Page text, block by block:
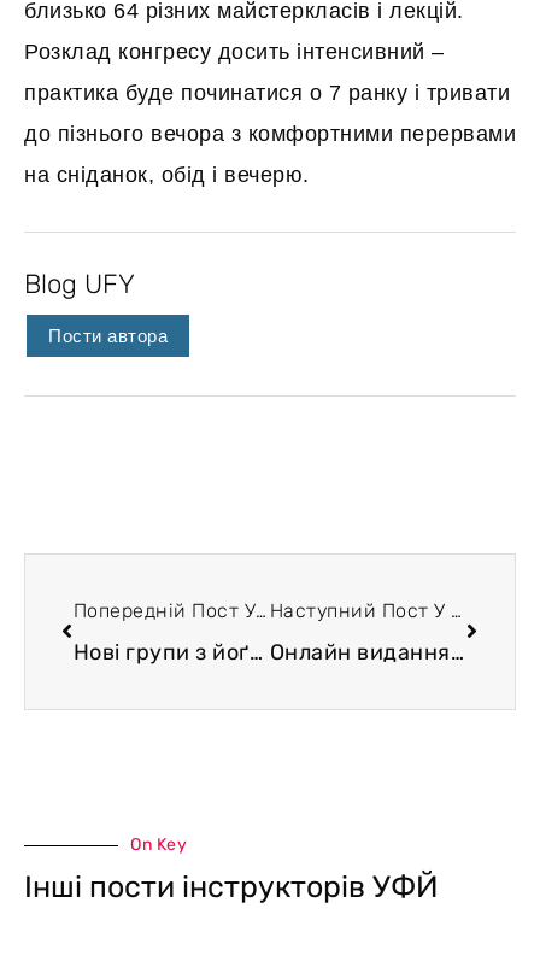
близько 64 різних майстеркласів і лекцій.
Розклад конгресу досить інтенсивний –
практика буде починатися о 7 ранку і тривати
до пізнього вечора з комфортними перервами
на сніданок, обід і вечерю.
Blog UFY
Пости автора
Попередній Пост У Блозі
Нові групи з йоґи у Харкові, Львові, Берліні та онлайн
Наступний Пост У Блозі
Онлайн видання «Йоґа: фізіологія, психосоматика, біоенергетика»
On Key
Інші пости інструкторів УФЙ